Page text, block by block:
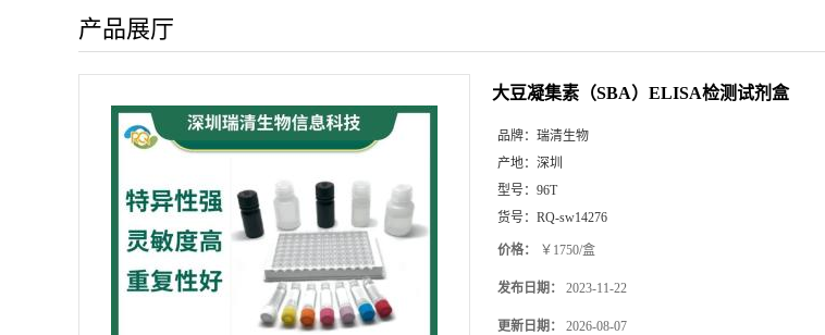
产品展厅
大豆凝集素（SBA）ELISA检测试剂盒
品牌： 瑞清生物
产地： 深圳
型号： 96T
货号： RQ-sw14276
价格： ￥1750/盒
发布日期： 2023-11-22
更新日期： 2026-08-07